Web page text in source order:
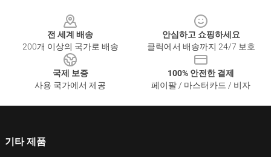
전 세계 배송
200개 이상의 국가로 배송
안심하고 쇼핑하세요
클릭에서 배송까지 24/7 보호
국제 보증
사용 국가에서 제공
100% 안전한 결제
페이팔 / 마스터카드 / 비자
기타 제품